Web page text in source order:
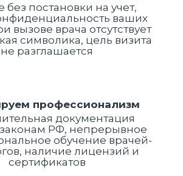
без постановки на учет,
ваших
вызове врача отсутствует
символика, цель визита
не разглашается
профессионализм
документация
законам РФ, непрерывное
обучение врачей-
наличие лицензий и
сертификатов